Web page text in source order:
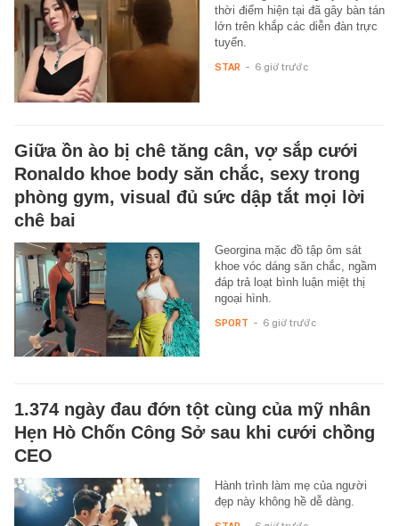
thời điểm hiện tại đã gây bàn tán
lớn trên khắp các diễn đàn trực
tuyến.
STAR - 6 giờ trước
Giữa ồn ào bị chê tăng cân, vợ sắp cưới
Ronaldo khoe body săn chắc, sexy trong
phòng gym, visual đủ sức dập tắt mọi lời
chê bai
Georgina mặc đồ tập ôm sát
khoe vóc dáng săn chắc, ngầm
đáp trả loạt bình luận miệt thị
ngoại hình.
SPORT - 6 giờ trước
1.374 ngày đau đớn tột cùng của mỹ nhân
Hẹn Hò Chốn Công Sở sau khi cưới chồng
CEO
Hành trình làm mẹ của người
đẹp này không hề dễ dàng.